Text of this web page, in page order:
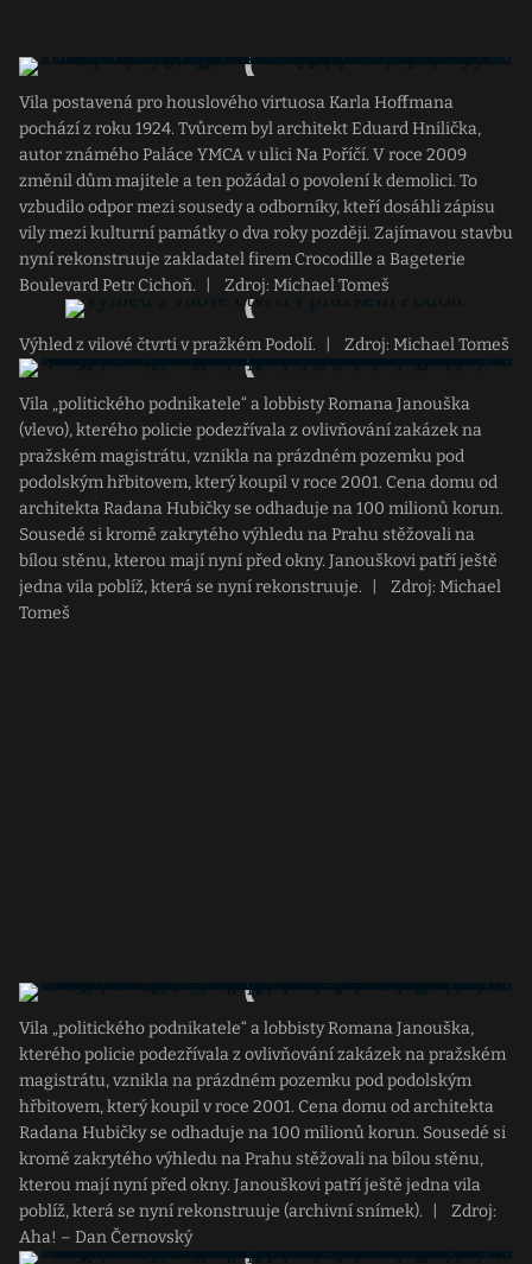
Vila postavená pro houslového virtuosa Karla Hoffmana
pochází z roku 1924. Tvůrcem byl architekt Eduard Hnilička,
autor známého Paláce YMCA v ulici Na Poříčí. V roce 2009
změnil dům majitele a ten požádal o povolení k demolici. To
vzbudilo odpor mezi sousedy a odborníky, kteří dosáhli zápisu
vily mezi kulturní památky o dva roky později. Zajímavou stavbu
nyní rekonstruuje zakladatel firem Crocodille a Bageterie
Boulevard Petr Cichoň.
Zdroj: Michael Tomeš
Výhled z vilové čtvrti v pražkém Podolí. Zdroj: Michael Tomeš
Vila „politického podnikatele“ a lobbisty Romana Janouška
(vlevo), kterého policie podezřívala z ovlivňování zakázek na
pražském magistrátu, vznikla na prázdném pozemku pod
podolským hřbitovem, který koupil v roce 2001. Cena domu od
architekta Radana Hubičky se odhaduje na 100 milionů korun.
Sousedé si kromě zakrytého výhledu na Prahu stěžovali na
bílou stěnu, kterou mají nyní před okny. Janouškovi patří ještě
jedna vila poblíž, která se nyní rekonstruuje.
Zdroj: Michael
Tomeš
Vila „politického podnikatele“ a lobbisty Romana Janouška,
kterého policie podezřívala z ovlivňování zakázek na pražském
magistrátu, vznikla na prázdném pozemku pod podolským
hřbitovem, který koupil v roce 2001. Cena domu od architekta
Radana Hubičky se odhaduje na 100 milionů korun. Sousedé si
kromě zakrytého výhledu na Prahu stěžovali na bílou stěnu,
kterou mají nyní před okny. Janouškovi patří ještě jedna vila
poblíž, která se nyní rekonstruuje (archivní snímek).
Zdroj:
Aha! – Dan Černovský